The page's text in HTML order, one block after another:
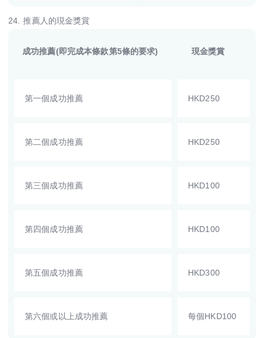
24. 推薦人的現金獎賞
成功推薦(即完成本條款第5條的要求) 現金獎賞
第一個成功推薦 HKD250
第二個成功推薦 HKD250
第三個成功推薦 HKD100
第四個成功推薦 HKD100
第五個成功推薦 HKD300
第六個或以上成功推薦 每個HKD100